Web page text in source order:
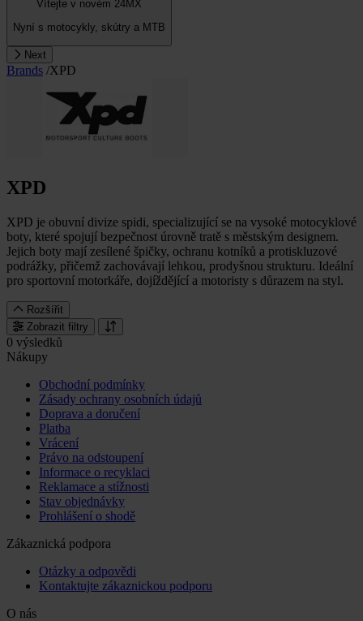
Vítejte v novém 24MX
Nyní s motocykly, skútry a MTB
Next
Brands /XPD
XPD
XPD je obuvní divize spidi, specializující se na vysoké motocyklové
boty, které spojují bezpečnost úrovně tratě s městským designem.
Jejich boty mají zesílené špičky, ochranu kotníků a protiskluzové
podrážky, přičemž zachovávají lehkou, prodyšnou strukturu. Ideální
pro sportovní motorkáře, dojíždějící a motoristy s důrazem na styl.
Rozšířit
Zobrazit filtry
0 výsledků
Nákupy
Obchodní podmínky
Zásady ochrany osobních údajů
Doprava a doručení
Platba
Vrácení
Právo na odstoupení
Informace o recyklaci
Reklamace a stížnosti
Stav objednávky
Prohlášení o shodě
Zákaznická podpora
Otázky a odpovědi
Kontaktujte zákaznickou podporu
O nás